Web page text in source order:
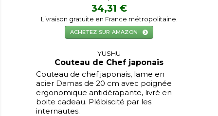
34,31 €
Livraison gratuite en France métropolitaine.
ACHETEZ SUR AMAZON
YUSHU
Couteau de Chef japonais
Couteau de chef japonais, lame en
acier Damas de 20 cm avec poignée
ergonomique antidérapante, livré en
boite cadeau. Plébiscité par les
internautes.